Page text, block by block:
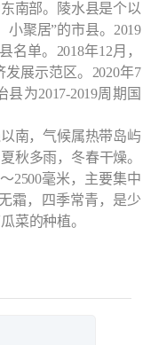
南部。陵水县是个以
小聚居”的市县。2019
单。2018年12月，
展示范区。2020年7
为2017-2019周期国
南，气候属热带岛屿
秋多雨，冬春干燥。
2500毫米，主要集中
霜，四季常青，是少
菜的种植。